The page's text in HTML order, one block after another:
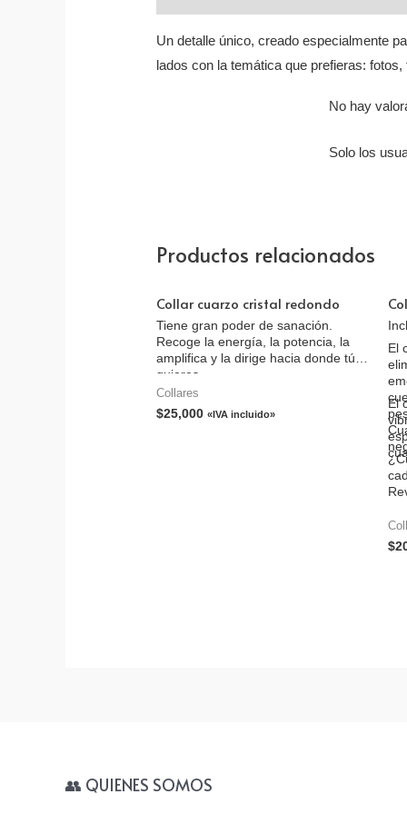
Un detalle único, creado especialmente
lados con la temática que prefieras:
No hay
Solo los
Productos relacionados
Collar cuarzo cristal redondo
Tiene gran poder de sanación.
Recoge la energía, la potencia, la
amplifica y la dirige hacia donde tú
quieres.
Collares
$25,000 «IVA incluido»
El
El
$
👥 QUIENES SOMOS